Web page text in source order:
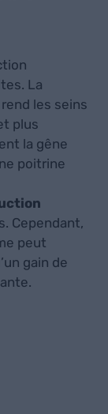
La
rend les seins
plus
la gêne
poitrine
Cependant,
peut
gain de